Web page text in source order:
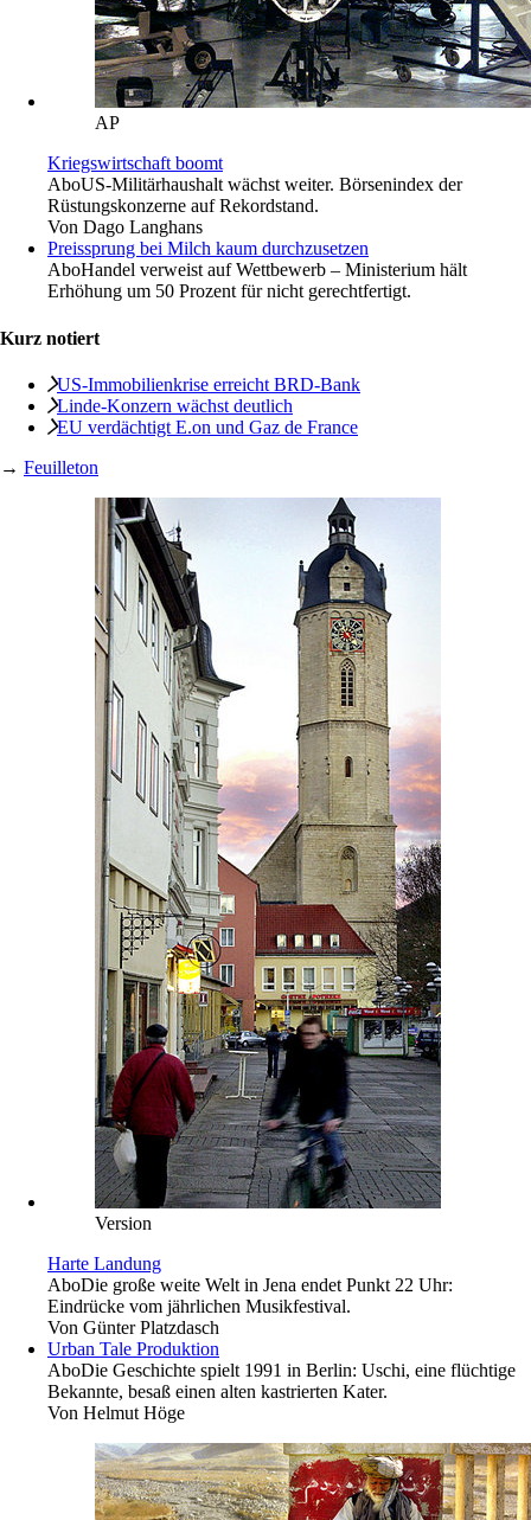
AP
Kriegswirtschaft boomt
AboUS-Militärhaushalt wächst weiter. Börsenindex der
Rüstungskonzerne auf Rekordstand.
Von Dago Langhans
Preissprung bei Milch kaum durchzusetzen
AboHandel verweist auf Wettbewerb – Ministerium hält
Erhöhung um 50 Prozent für nicht gerechtfertigt.
Kurz notiert
US-Immobilienkrise erreicht BRD-Bank
Linde-Konzern wächst deutlich
EU verdächtigt E.on und Gaz de France
→ Feuilleton
Version
Harte Landung
AboDie große weite Welt in Jena endet Punkt 22 Uhr:
Eindrücke vom jährlichen Musikfestival.
Von Günter Platzdasch
Urban Tale Produktion
AboDie Geschichte spielt 1991 in Berlin: Uschi, eine flüchtige
Bekannte, besaß einen alten kastrierten Kater.
Von Helmut Höge